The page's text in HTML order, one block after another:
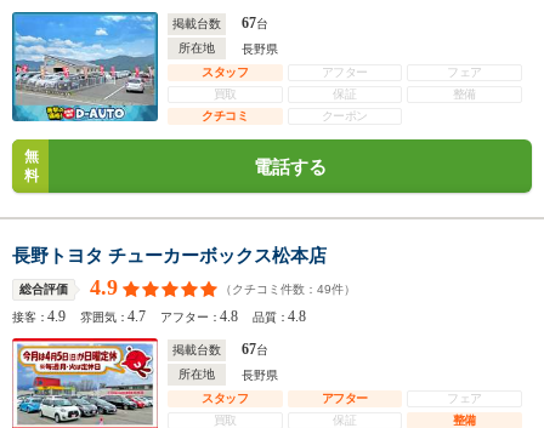
掲載台数 67台
所在地
長野県
スタッフ
アフター
フェア
買取
保証
整備
クチコミ
クーポン
無
料
電話する
長野トヨタ チューカーボックス松本店
総合評価 4.9 （クチコミ件数： 49件）
接客：4.9 雰囲気：4.7 アフター：4.8 品質：4.8
掲載台数 67台
所在地
長野県
スタッフ
アフター
フェア
買取
保証
整備